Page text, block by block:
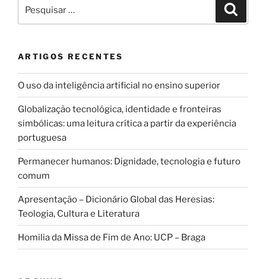
por:
ARTIGOS RECENTES
O uso da inteligência artificial no ensino superior
Globalização tecnológica, identidade e fronteiras
simbólicas: uma leitura crítica a partir da experiência
portuguesa
Permanecer humanos: Dignidade, tecnologia e futuro
comum
Apresentação – Dicionário Global das Heresias:
Teologia, Cultura e Literatura
Homilia da Missa de Fim de Ano: UCP – Braga